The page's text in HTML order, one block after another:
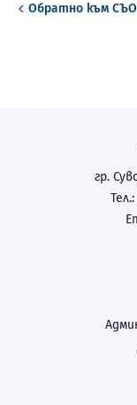
Обратно към
гр.
Тел.: